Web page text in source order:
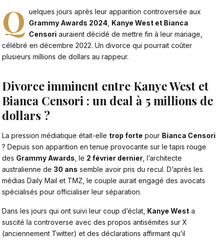
Q uelques jours après leur apparition controversée aux
Grammy Awards 2024 Kanye West et Bianca
Censori auraient décidé de mettre fin à leur mariage,
célébré en décembre 2022. Un divorce qui pourrait coûter
plusieurs millions de dollars au rappeur.
Divorce imminent entre Kanye West et
Bianca Censori : un deal à 5 millions de
dollars ?
La pression médiatique était-elle trop forte pour Bianca Censori
? Depuis son apparition en tenue provocante sur le tapis rouge
des Grammy Awards , le 2 février dernier , l’architecte
australienne de 30 ans semble avoir pris du recul. D’après les
médias Daily Mail et TMZ, le couple aurait engagé des avocats
spécialisés pour officialiser leur séparation.
Dans les jours qui ont suivi leur coup d’éclat, Kanye West a
suscité la controverse avec des propos antisémites sur X
(anciennement Twitter) et des déclarations affirmant qu’il